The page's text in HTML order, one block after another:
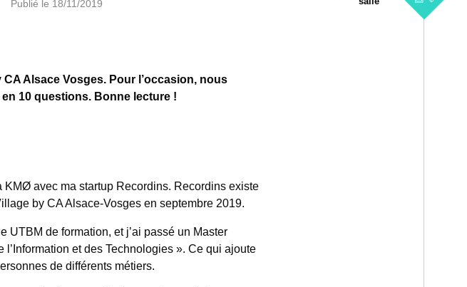
Publié le 18/11/2019
Alsace Vosges. Pour l’occasion, nous
10 questions. Bonne lecture !
KMØ avec ma startup Recordins. Recordins existe
by CA Alsace-Vosges en septembre 2019.
de formation, et j’ai passé un Master
et des Technologies ». Ce qui ajoute
de différents métiers.